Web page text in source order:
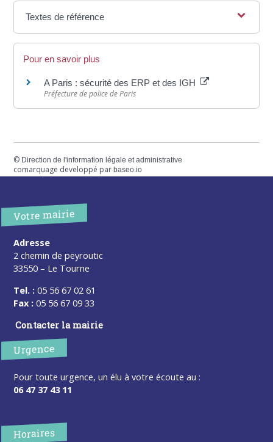
Textes de référence
Pour en savoir plus
A Paris : sécurité des ERP et des IGH
Préfecture de police de Paris
© Direction de l'information légale et administrative
comarquage developpé parbaseo.io
Votre mairie
Adresse
2 chemin de peyroutic
33550 – Le Tourne
Tel. : 05 56 67 02 61
Fax : 05 56 67 09 33
Contacter la mairie
Urgence
Pour toute urgence, un élu à votre écoute au :
06 47 37 43 11
Horaires